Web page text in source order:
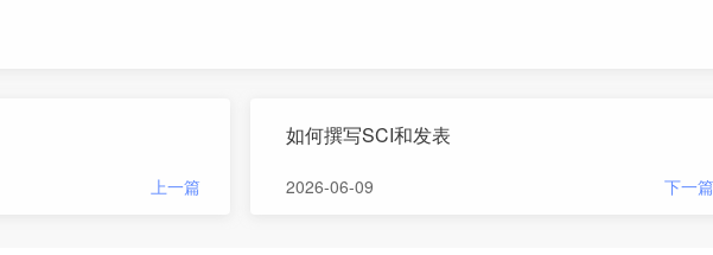
上一篇
如何撰写SCI和发表
2026-06-09 下一篇